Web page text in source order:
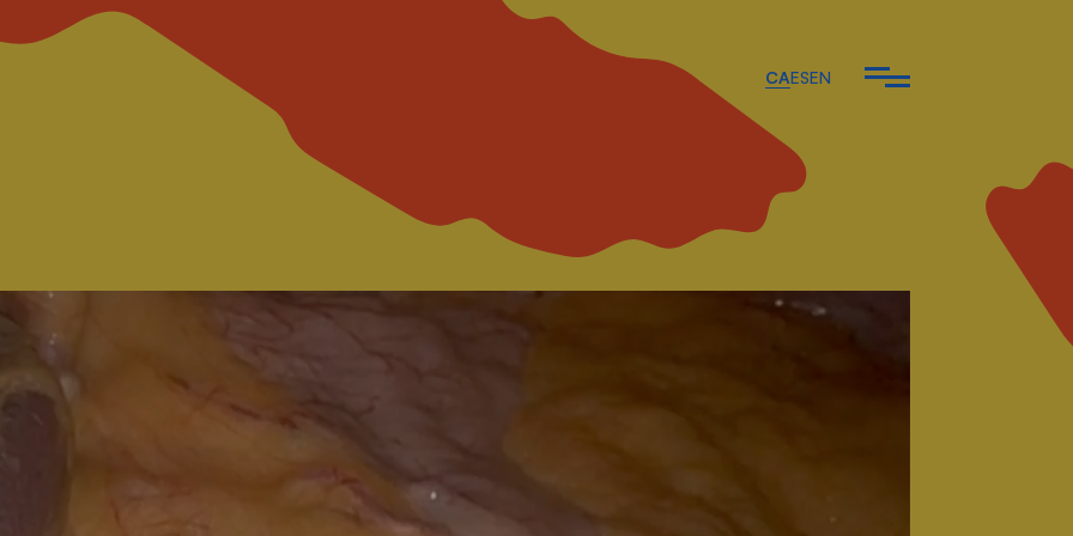
CAESEN